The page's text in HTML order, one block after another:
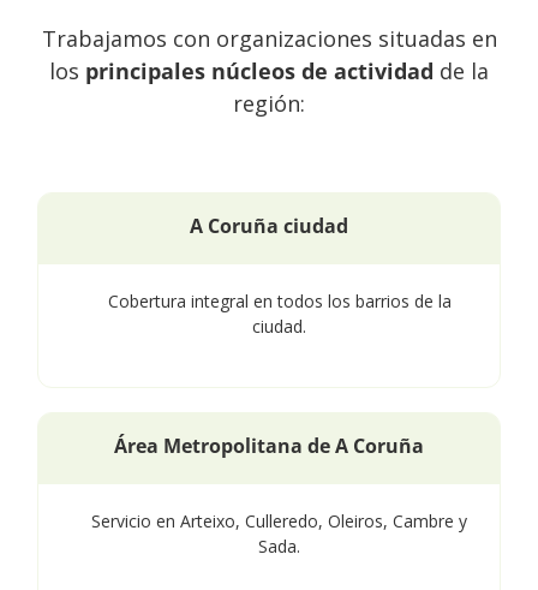
Trabajamos con organizaciones situadas en
los principales núcleos de actividad de la
región:
A Coruña ciudad
Cobertura integral en todos los barrios de la
ciudad.
Área Metropolitana de A Coruña
Servicio en Arteixo, Culleredo, Oleiros, Cambre y
Sada.